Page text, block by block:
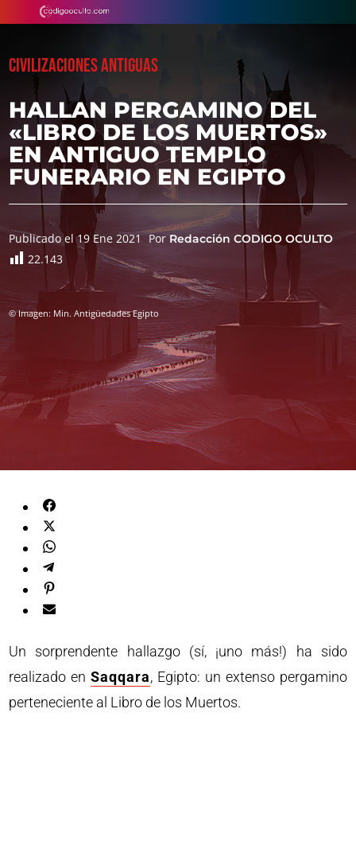
CIVILIZACIONES ANTIGUAS
HALLAN PERGAMINO DEL
«LIBRO DE LOS MUERTOS»
EN ANTIGUO TEMPLO
FUNERARIO EN EGIPTO
Publicado el 19 Ene 2021 Por Redacción CODIGO OCULTO
22.143
© Imagen: Min. Antigüedades Egipto
Un sorprendente hallazgo (sí, ¡uno más!) ha sido
realizado enSaqqara, Egipto: un extenso pergamino
perteneciente al Libro de los Muertos.